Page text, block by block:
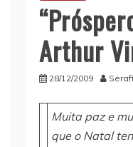
Arthur
28/12/2009
Muita paz e
que o Natal